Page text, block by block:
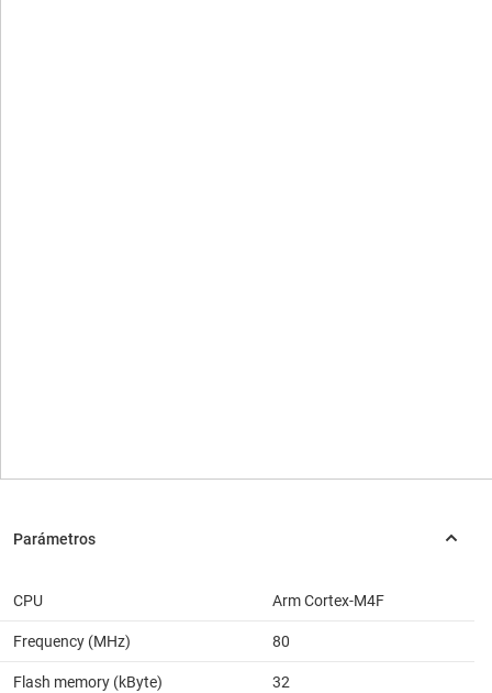
CPU Arm Cortex-M4F
Frequency (MHz) 80
Flash memory (kByte) 32